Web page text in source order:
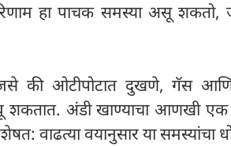
हा पाचक समस्या असू
की ओटीपोटात दुखणे, गॅस
शकतात. अंडी खाण्याचा आणखी
वाढत्या वयानुसार या समस्यांचा